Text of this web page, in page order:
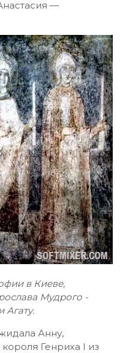
—
в Киеве,
Мудрого -
Агату.
Анну,
Генриха I из